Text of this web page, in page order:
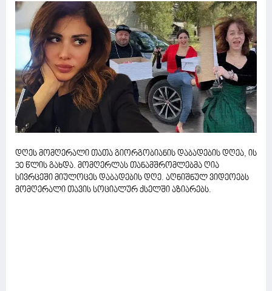
დღეს მომღერალი თათა გიორგობიანის დაბადების დღეა, ის
30 წლის გახდა. მომღერლას თანამშრომლებმა ღია
სივრცეში მიულოცეს დაბადების დღე. აღნიშნულ ვიდეოებს
მომღერალი თავის სოციალურ ქსელში აზიარებს.